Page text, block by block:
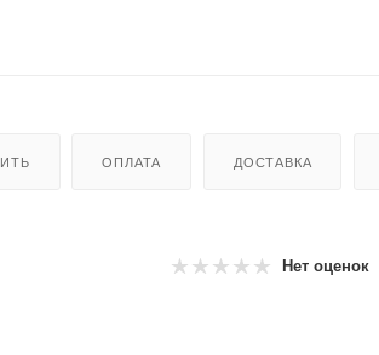
ОПЛАТА ДОСТАВКА
Нет оценок